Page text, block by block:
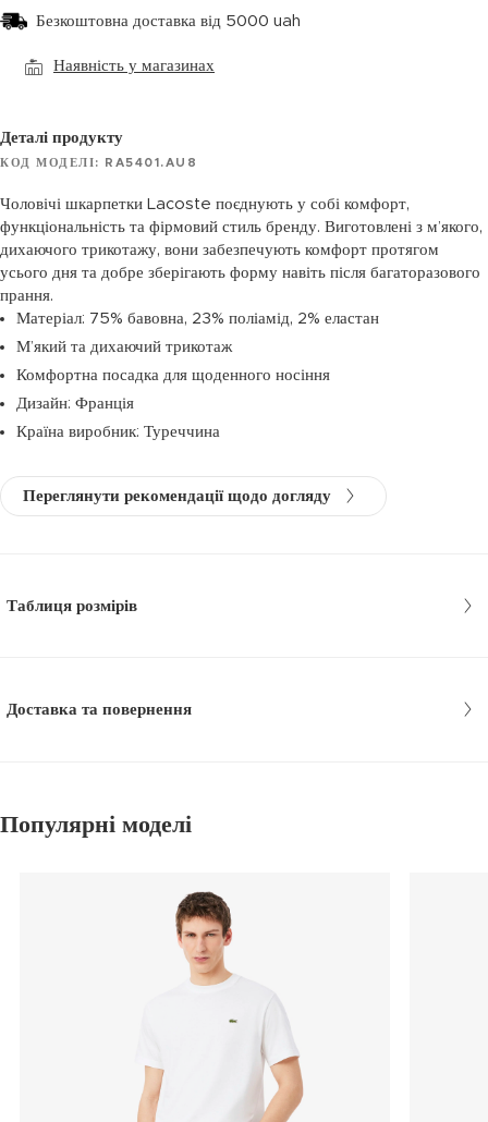
Безкоштовна доставка від 5000 uah
Наявність у магазинах
Деталі продукту
КОД МОДЕЛІ: RA5401.AU8
Чоловічі шкарпетки Lacoste поєднують у собі комфорт,
функціональність та фірмовий стиль бренду. Виготовлені з м’якого,
дихаючого трикотажу, вони забезпечують комфорт протягом
усього дня та добре зберігають форму навіть після багаторазового
прання.
Матеріал: 75% бавовна, 23% поліамід, 2% еластан
М’який та дихаючий трикотаж
Комфортна посадка для щоденного носіння
Дизайн: Франція
Країна виробник: Туреччина
Переглянути рекомендації щодо догляду
Таблиця розмірів
Доставка та повернення
Популярні моделі